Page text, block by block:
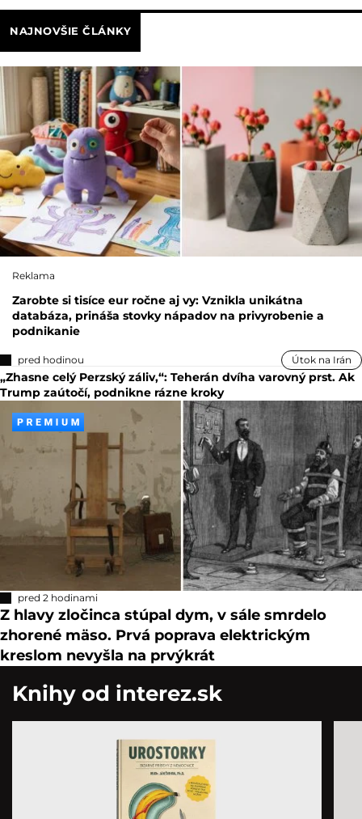
NAJNOVŠIE ČLÁNKY
Reklama
Zarobte si tisíce eur ročne aj vy: Vznikla unikátna
databáza, prináša stovky nápadov na privyrobenie a
podnikanie
pred hodinou Útok na Irán
„Zhasne celý Perzský záliv,“: Teherán dvíha varovný prst. Ak
Trump zaútočí, podnikne rázne kroky
pred 2 hodinami
Z hlavy zločinca stúpal dym, v sále smrdelo
zhorené mäso. Prvá poprava elektrickým
kreslom nevyšla na prvýkrát
Knihy od interez.sk